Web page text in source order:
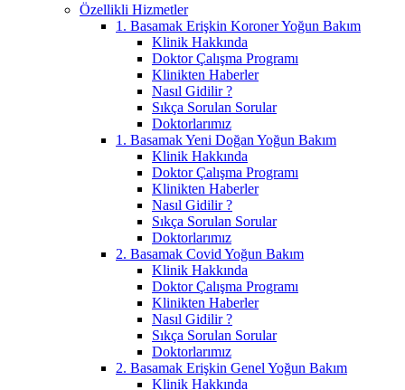
Özellikli Hizmetler
1. Basamak Erişkin Koroner Yoğun Bakım
Klinik Hakkında
Doktor Çalışma Programı
Klinikten Haberler
Nasıl Gidilir ?
Sıkça Sorulan Sorular
Doktorlarımız
1. Basamak Yeni Doğan Yoğun Bakım
Klinik Hakkında
Doktor Çalışma Programı
Klinikten Haberler
Nasıl Gidilir ?
Sıkça Sorulan Sorular
Doktorlarımız
2. Basamak Covid Yoğun Bakım
Klinik Hakkında
Doktor Çalışma Programı
Klinikten Haberler
Nasıl Gidilir ?
Sıkça Sorulan Sorular
Doktorlarımız
2. Basamak Erişkin Genel Yoğun Bakım
Klinik Hakkında